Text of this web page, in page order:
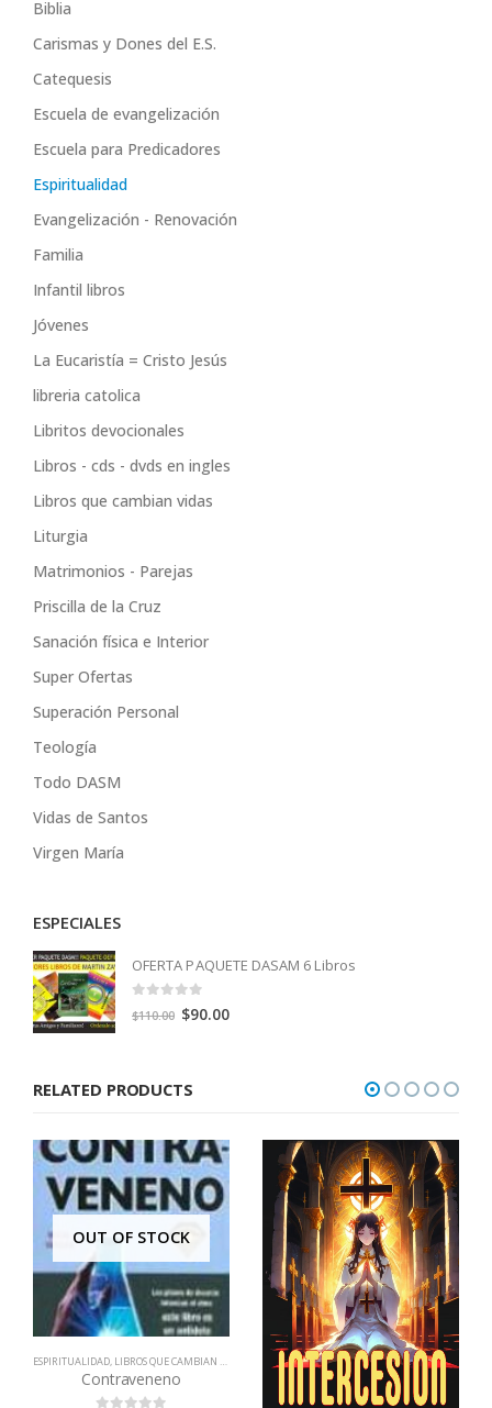
Biblia
Carismas y Dones del E.S.
Catequesis
Escuela de evangelización
Escuela para Predicadores
Espiritualidad
Evangelización - Renovación
Familia
Infantil libros
Jóvenes
La Eucaristía = Cristo Jesús
libreria catolica
Libritos devocionales
Libros - cds - dvds en ingles
Libros que cambian vidas
Liturgia
Matrimonios - Parejas
Priscilla de la Cruz
Sanación física e Interior
Super Ofertas
Superación Personal
Teología
Todo DASM
Vidas de Santos
Virgen María
ESPECIALES
OFERTA PAQUETE DASAM 6 Libros
out of 5
$110.00 Original
$110.00.
$90.00Current
RELATED PRODUCTS
LIBROS QUE CAMBIAN VIDAS
OUT OF STOCK
ESPIRITUALIDAD, LIBROS QUE CAMBIAN VIDAS
Contraveneno